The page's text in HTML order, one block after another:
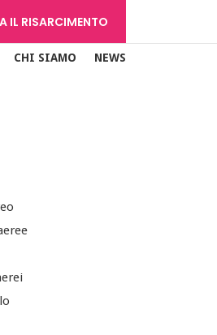
IL RISARCIMENTO
CHI SIAMO NEWS